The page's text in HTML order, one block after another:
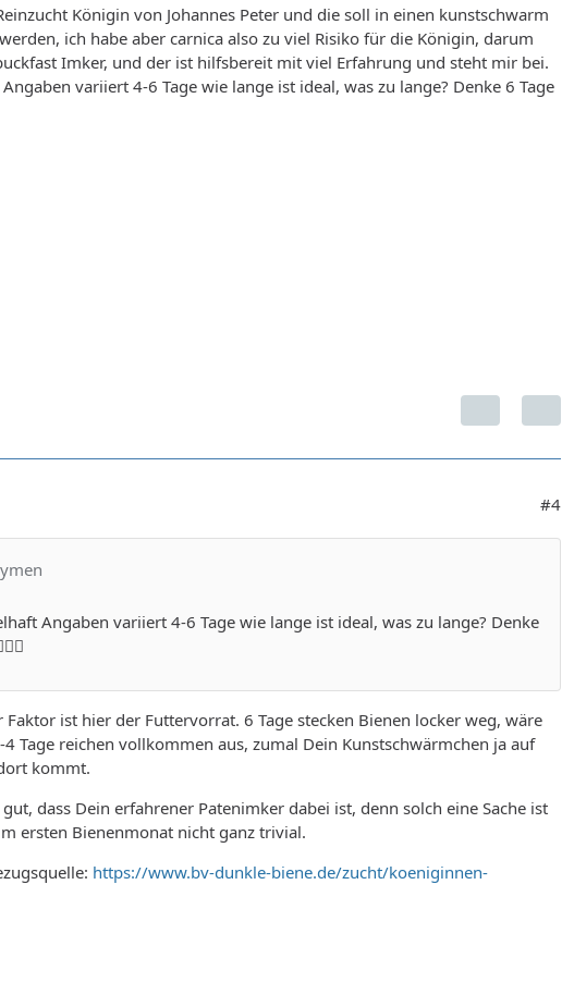
Königin von Johannes Peter und die soll in einen kunstschwarm
ich habe aber carnica also zu viel Risiko für die Königin, darum
Imker, und der ist hilfsbereit mit viel Erfahrung und steht mir bei.
variiert 4-6 Tage wie lange ist ideal, was zu lange? Denke 6 Tage
#4
Angaben variiert 4-6 Tage wie lange ist ideal, was zu lange? Denke
ist hier der Futtervorrat. 6 Tage stecken Bienen locker weg, wäre
Tage reichen vollkommen aus, zumal Dein Kunstschwärmchen ja auf
kommt.
dass Dein erfahrener Patenimker dabei ist, denn solch eine Sache ist
ersten Bienenmonat nicht ganz trivial.
https://www.bv-dunkle-biene.de/zucht/koeniginnen-